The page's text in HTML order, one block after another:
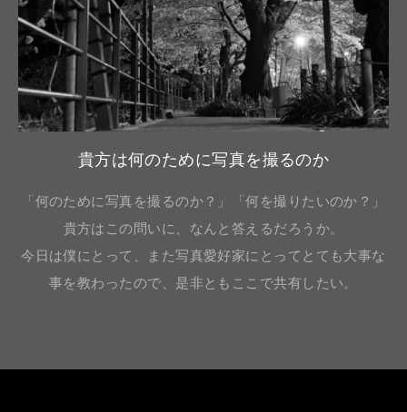
貴方は何のために写真を撮るのか
「何のために写真を撮るのか？」「何を撮りたいのか？」
貴方はこの問いに、なんと答えるだろうか。
今日は僕にとって、また写真愛好家にとってとても大事な
事を教わったので、是非ともここで共有したい。